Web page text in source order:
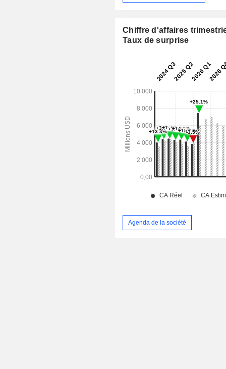
Chiffre d'affaires
Taux de surprise
Agenda de la société